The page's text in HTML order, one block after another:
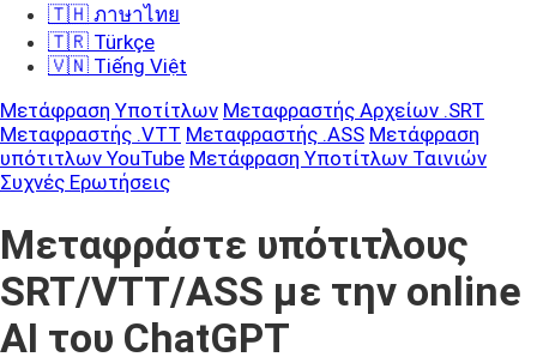
🇹🇭 ภาษาไทย
🇹🇷 Türkçe
🇻🇳 Tiếng Việt
Μετάφραση Υποτίτλων Μεταφραστής Αρχείων .SRT
Μεταφραστής .VTT Μεταφραστής .ASS Μετάφραση
υπότιτλων YouTube Μετάφραση Υποτίτλων Ταινιών
Συχνές Ερωτήσεις
Μεταφράστε υπότιτλους
SRT/VTT/ASS με την online
AI του ChatGPT